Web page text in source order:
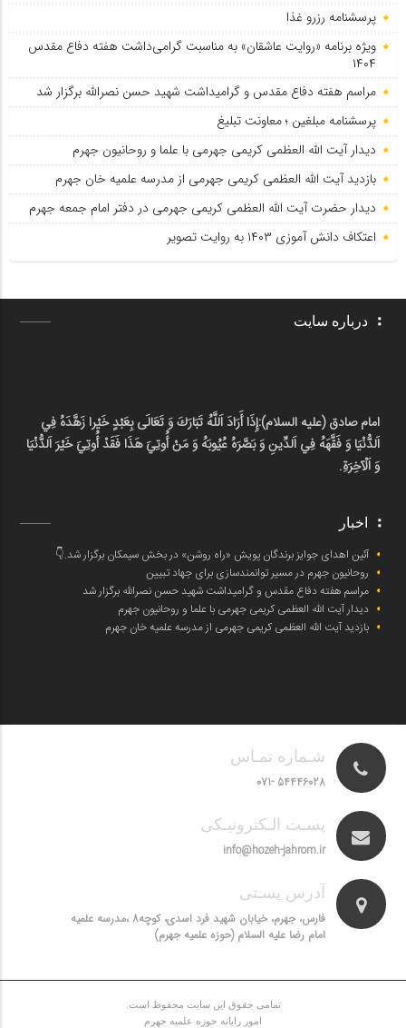
پرسشنامه رزرو غذا
ویژه برنامه «روایت عاشقان» به مناسبت گرامی‌داشت هفته دفاع مقدس
۱۴۰۴
مراسم هفته دفاع مقدس و گرامیداشت شهید حسن نصرالله برگزار شد
پرسشنامه مبلغین ؛ معاونت تبلیغ
دیدار آیت الله العظمی کریمی جهرمی با علما و روحانیون جهرم
بازدید آیت الله العظمی کریمی جهرمی از مدرسه علمیه خان جهرم
دیدار حضرت آیت الله العظمی کریمی جهرمی در دفتر امام جمعه جهرم
اعتکاف دانش آموزی ۱۴۰۳ به روایت تصویر
درباره سایت
امام صادق (علیه السلام):إِذَا أَرَادَ اَللَّهُ تَبَارَكَ وَ تَعَالَى بِعَبْدٍ خَيْرا زَهَّدَهُ فِي
اَلدُّنْيَا وَ فَقَّهَهُ فِي اَلدِّينِ وَ بَصَّرَهُ عُيُوبَهُ وَ مَنْ أُوتِيَ هَذَا فَقَدْ أُوتِيَ خَيْرَ اَلدُّنْيَا
وَ اَلْآخِرَةِ.
اخبار
آئین اهدای جوایز برندگان پویش «راه روشن» در بخش سیمکان برگزار شد.👇
روحانیون جهرم در مسیر توانمندسازی برای جهاد تبیین
مراسم هفته دفاع مقدس و گرامیداشت شهید حسن نصرالله برگزار شد
دیدار آیت الله العظمی کریمی جهرمی با علما و روحانیون جهرم
بازدید آیت الله العظمی کریمی جهرمی از مدرسه علمیه خان جهرم
شـماره تمـاس
54446028 -071
پسـت الـکترونیـکی
info@hozeh-jahrom.ir
آدرس پسـتی
فارس، جهرم، خیابان شهید فرد اسدی، کوچه8 ،مدرسه علمیه
امام رضا علیه السلام (حوزه علمیه جهرم)
تمامی حقوق این سایت محفوظ است.
امور رایانه حوزه علمیه جهرم